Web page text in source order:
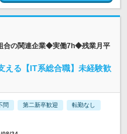
合の関連企業◆実働7h◆残業月平
える【IT系総合職】未経験歓
問 第二新卒歓迎 転勤なし